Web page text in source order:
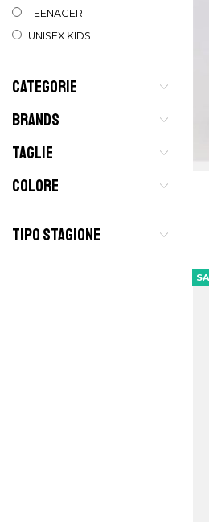
TEENAGER
UNISEX KIDS
CATEGORIE
BRANDS
TAGLIE
COLORE
TIPO STAGIONE